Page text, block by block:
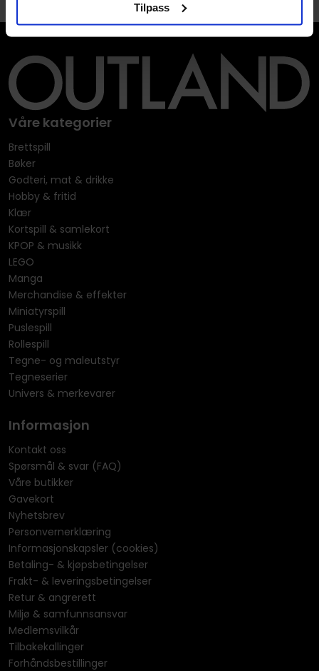
Tilpass
Våre kategorier
Brettspill
Bøker
Godteri, mat & drikke
Hobby & fritid
Klær
Kortspill & samlekort
KPOP & musikk
LEGO
Manga
Merchandise & effekter
Miniatyrspill
Puslespill
Rollespill
Tegne- og maleutstyr
Tegneserier
Univers & merkevarer
Informasjon
Kontakt oss
Spørsmål & svar (FAQ)
Våre butikker
Gavekort
Nyhetsbrev
Personvernerklæring
Informasjonskapsler (cookies)
Betaling- & kjøpsbetingelser
Frakt- & leveringsbetingelser
Retur & angrerett
Miljø & samfunnsansvar
Medlemsvilkår
Tilbakekallinger
Forhåndsbestillinger